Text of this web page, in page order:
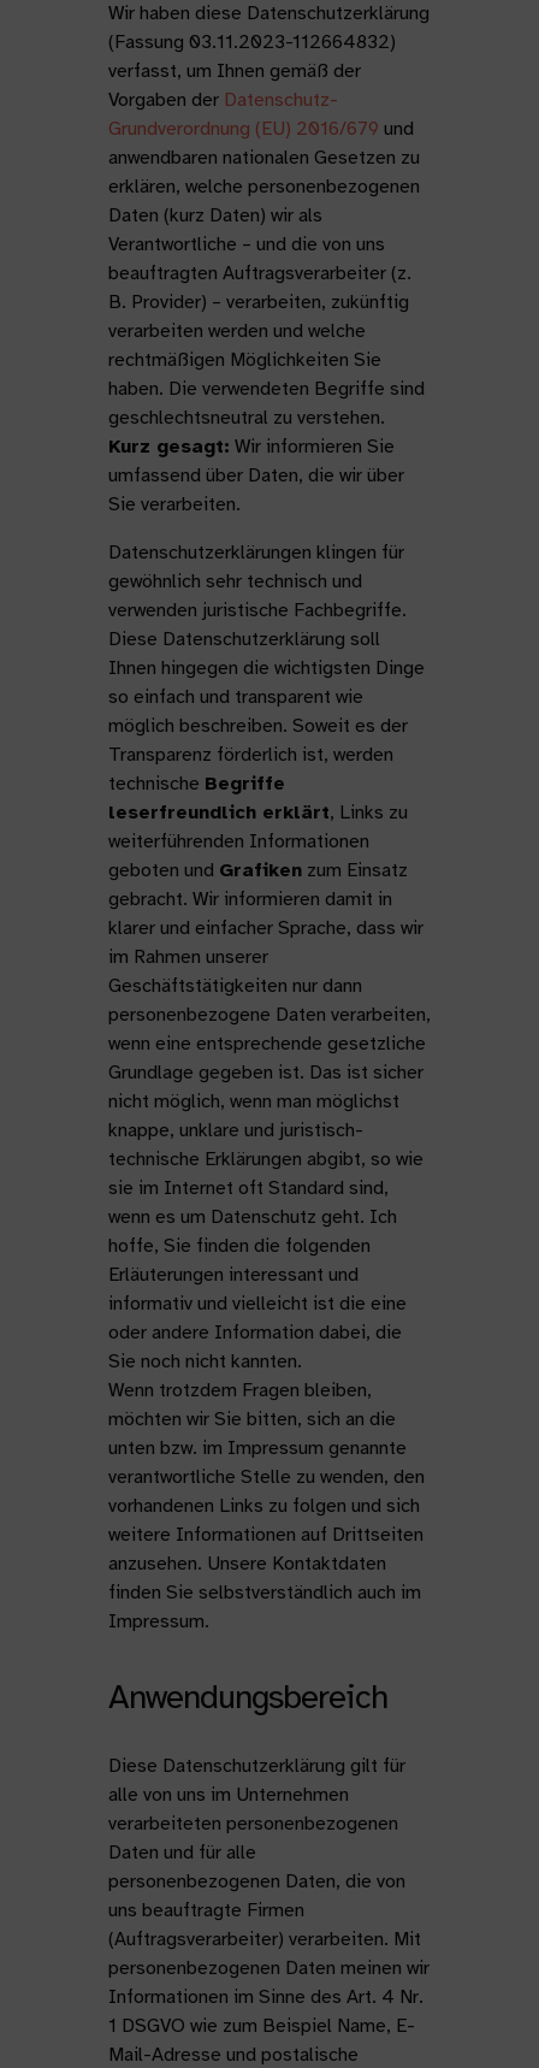
Wir haben diese Datenschutzerklärung
(Fassung 03.11.2023-112664832)
verfasst, um Ihnen gemäß der
Vorgaben der Datenschutz-
Grundverordnung (EU) 2016/679 und
anwendbaren nationalen Gesetzen zu
erklären, welche personenbezogenen
Daten (kurz Daten) wir als
Verantwortliche – und die von uns
beauftragten Auftragsverarbeiter (z.
B. Provider) – verarbeiten, zukünftig
verarbeiten werden und welche
rechtmäßigen Möglichkeiten Sie
haben. Die verwendeten Begriffe sind
geschlechtsneutral zu verstehen.
Kurz gesagt: Wir informieren Sie
umfassend über Daten, die wir über
Sie verarbeiten.
Datenschutzerklärungen klingen für
gewöhnlich sehr technisch und
verwenden juristische Fachbegriffe.
Diese Datenschutzerklärung soll
Ihnen hingegen die wichtigsten Dinge
so einfach und transparent wie
möglich beschreiben. Soweit es der
Transparenz förderlich ist, werden
technische Begriffe
leserfreundlich erklärt, Links zu
weiterführenden Informationen
geboten und Grafikenzum Einsatz
gebracht. Wir informieren damit in
klarer und einfacher Sprache, dass wir
im Rahmen unserer
Geschäftstätigkeiten nur dann
personenbezogene Daten verarbeiten,
wenn eine entsprechende gesetzliche
Grundlage gegeben ist. Das ist sicher
nicht möglich, wenn man möglichst
knappe, unklare und juristisch-
technische Erklärungen abgibt, so wie
sie im Internet oft Standard sind,
wenn es um Datenschutz geht. Ich
hoffe, Sie finden die folgenden
Erläuterungen interessant und
informativ und vielleicht ist die eine
oder andere Information dabei, die
Sie noch nicht kannten.
Wenn trotzdem Fragen bleiben,
möchten wir Sie bitten, sich an die
unten bzw. im Impressum genannte
verantwortliche Stelle zu wenden, den
vorhandenen Links zu folgen und sich
weitere Informationen auf Drittseiten
anzusehen. Unsere Kontaktdaten
finden Sie selbstverständlich auch im
Impressum.
Anwendungsbereich
Diese Datenschutzerklärung gilt für
alle von uns im Unternehmen
verarbeiteten personenbezogenen
Daten und für alle
personenbezogenen Daten, die von
uns beauftragte Firmen
(Auftragsverarbeiter) verarbeiten. Mit
personenbezogenen Daten meinen wir
Informationen im Sinne des Art. 4 Nr.
1 DSGVO wie zum Beispiel Name, E-
Mail-Adresse und postalische